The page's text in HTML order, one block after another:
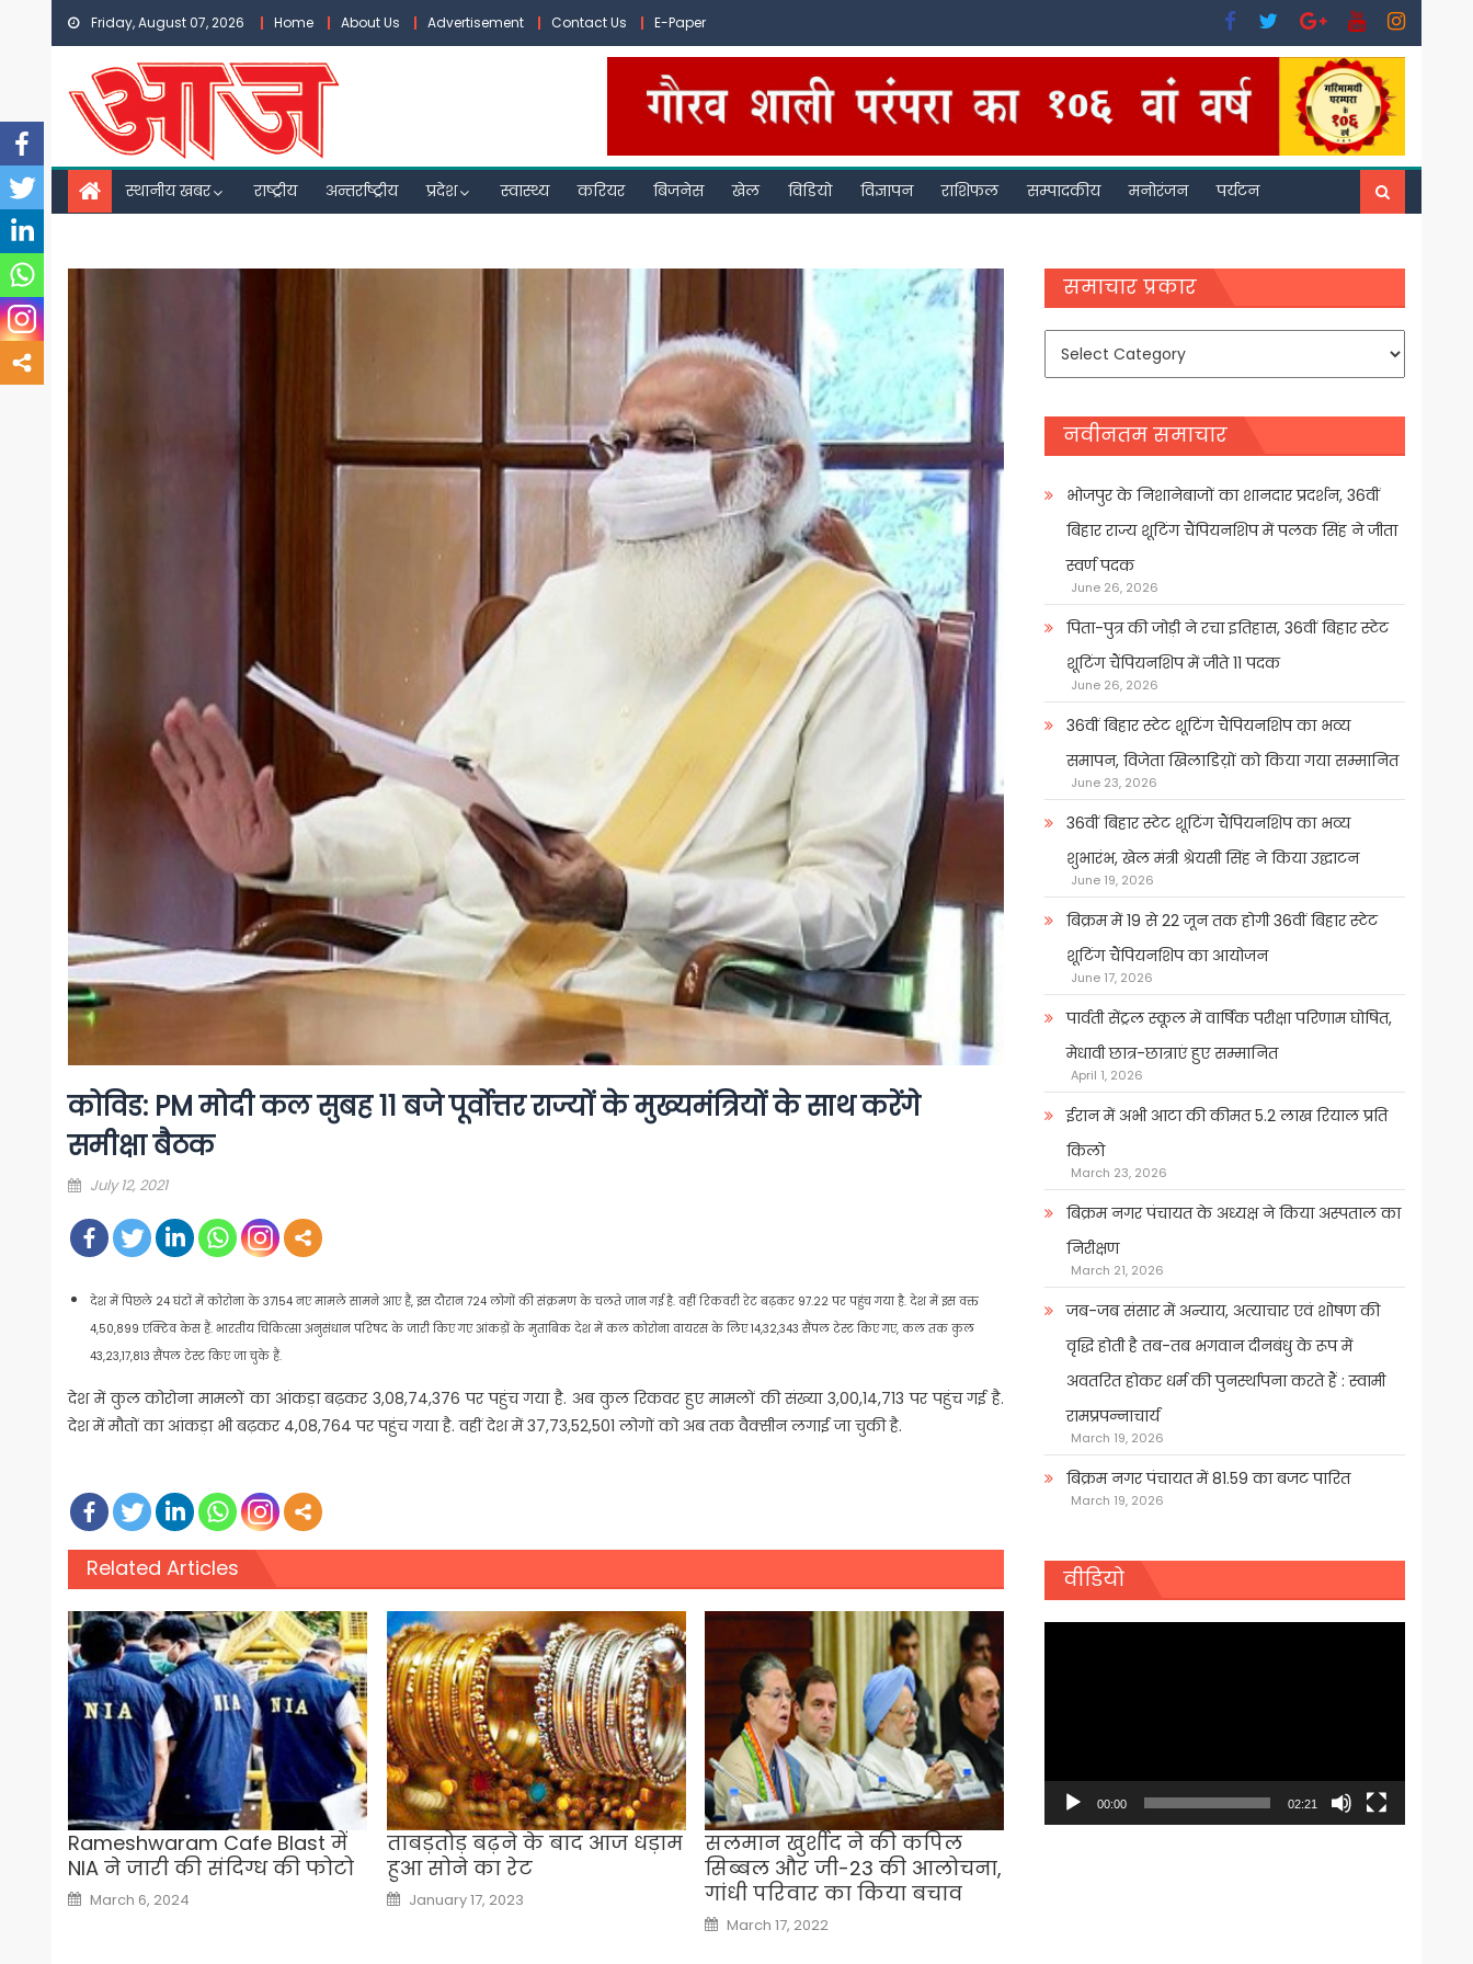
Skip
content
Friday, August 07, 2026 Home About Us Advertisement Contact Us E-Paper
स्थानीय खबर राष्ट्रीय अन्तर्राष्ट्रीय प्रदेश स्वास्थ्य करियर बिजनेस खेल विडियो विज्ञापन राशिफल सम्पादकीय मनोरंजन पर्यटन
कोविड: PM मोदी कल सुबह 11 बजे पूर्वोत्तर राज्यों के मुख्यमंत्रियों के साथ करेंगे
समीक्षा बैठक
Posted
July 12, 2021
देश में पिछले 24 घंटों में कोरोना के 37154 नए मामले सामने आए हैं, इस दौरान 724 लोगों की संक्रमण के चलते जान गई है. वहीं रिकवरी रेट बढ़कर 97.22 पर पहुंच गया है. देश में इस वक्त
4,50,899 एक्टिव केस हैं. भारतीय चिकित्सा अनुसंधान परिषद के जारी किए गए आंकड़ों के मुताबिक देश में कल कोरोना वायरस के लिए 14,32,343 सैंपल टेस्ट किए गए, कल तक कुल
43,23,17,813 सैंपल टेस्ट किए जा चुके हैं.
देश में कुल कोरोना मामलों का आंकड़ा बढ़कर 3,08,74,376 पर पहुंच गया है. अब कुल रिकवर हुए मामलों की संख्या 3,00,14,713 पर पहुंच गई है.
देश में मौतों का आंकड़ा भी बढ़कर 4,08,764 पर पहुंच गया है. वहीं देश में 37,73,52,501 लोगों को अब तक वैक्सीन लगाई जा चुकी है.
Related Articles
Rameshwaram Cafe Blast में
NIA ने जारी की संदिग्ध की फोटो
Posted
on
March 6, 2024
ताबड़तोड़ बढ़ने के बाद आज धड़ाम
हुआ सोने का रेट
Posted
on
January 17, 2023
सलमान खुर्शीद ने की कपिल
सिब्बल और जी-23 की आलोचना,
गांधी परिवार का किया बचाव
Posted
on
March 17, 2022
समाचार प्रकार
समाचार
नवीनतम समाचार
भोजपुर के निशानेबाजों का शानदार प्रदर्शन, 36वीं
बिहार राज्य शूटिंग चैंपियनशिप में पलक सिंह ने जीता
स्वर्ण पदक
June 26, 2026
पिता-पुत्र की जोड़ी ने रचा इतिहास, 36वीं बिहार स्टेट
शूटिंग चैंपियनशिप में जीते 11 पदक
June 26, 2026
36वीं बिहार स्टेट शूटिंग चैंपियनशिप का भव्य
समापन, विजेता खिलाडिय़ों को किया गया सम्मानित
June 23, 2026
36वीं बिहार स्टेट शूटिंग चैंपियनशिप का भव्य
शुभारंभ, खेल मंत्री श्रेयसी सिंह ने किया उद्घाटन
June 19, 2026
बिक्रम में 19 से 22 जून तक होगी 36वीं बिहार स्टेट
शूटिंग चैंपियनशिप का आयोजन
June 17, 2026
पार्वती सेंट्रल स्कूल में वार्षिक परीक्षा परिणाम घोषित,
मेधावी छात्र-छात्राएं हुए सम्मानित
April 1, 2026
ईरान में अभी आटा की कीमत 5.2 लाख रियाल प्रति
किलो
March 23, 2026
बिक्रम नगर पंचायत के अध्यक्ष ने किया अस्पताल का
निरीक्षण
March 21, 2026
जब-जब संसार में अन्याय, अत्याचार एवं शोषण की
वृद्धि होती है तब-तब भगवान दीनबंधु के रूप में
अवतरित होकर धर्म की पुनर्स्थापना करते हैं : स्वामी
रामप्रपन्नाचार्य
March 19, 2026
बिक्रम नगर पंचायत में 81.59 का बजट पारित
March 19, 2026
वीडियो
00:00 02:21